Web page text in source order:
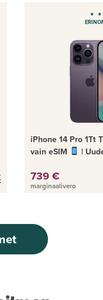
iPhone 14 Pro 1Tt
vain eSIM
|
739 €
marginaalivero